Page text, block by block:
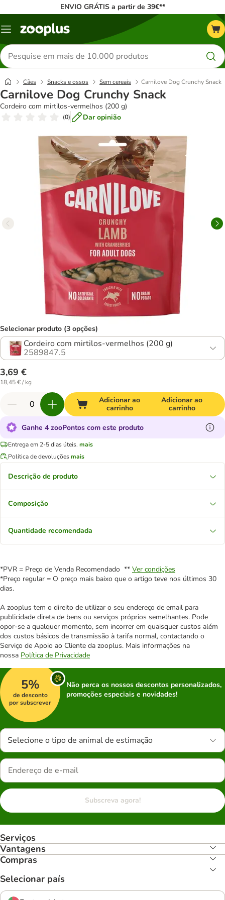
ENVIO GRÁTIS a partir de 39€**
Menu
Pesquisar
produtos
Cães Snacks e ossos Sem cereais Carnilove Dog Crunchy Snack
Carnilove Dog Crunchy Snack
Cordeiro com mirtilos-vermelhos (200 g)
(0) Dar opinião
Selecionar produto (3 opções)
Cordeiro com mirtilos-vermelhos (200 g)
2589847.5
3,69 €
18,45 € / kg
Adicionar ao
carrinho
Adicionar ao
carrinho
Ganhe 4 zooPontos com este produto
Entrega em 2-5 dias úteis. mais
Política de devoluçõesmais
Descrição de produto
Composição
Quantidade recomendada
*PVR = Preço de Venda Recomendado ** Ver condições
*Preço regular = O preço mais baixo que o artigo teve nos últimos 30
dias.
A zooplus tem o direito de utilizar o seu endereço de email para
publicidade direta de bens ou serviços próprios semelhantes. Pode
opor-se a qualquer momento, sem incorrer em quaisquer custos além
dos custos básicos de transmissão à tarifa normal, contactando o
Serviço de Apoio ao Cliente da zooplus. Mais informações na
nossa Política de Privacidade
5%
de desconto
por subscrever
Não perca os nossos descontos personalizados,
promoções especiais e novidades!
Selecione o tipo de animal de estimação
Subscreva agora!
Serviços
Vantagens
Compras
Selecionar país